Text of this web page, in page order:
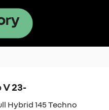
V 23-
Hybrid 145 Techno